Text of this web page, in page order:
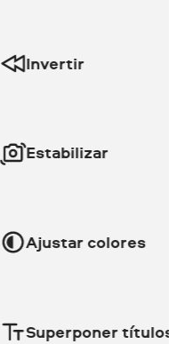
Invertir
Estabilizar
Ajustar colores
Superponer títulos